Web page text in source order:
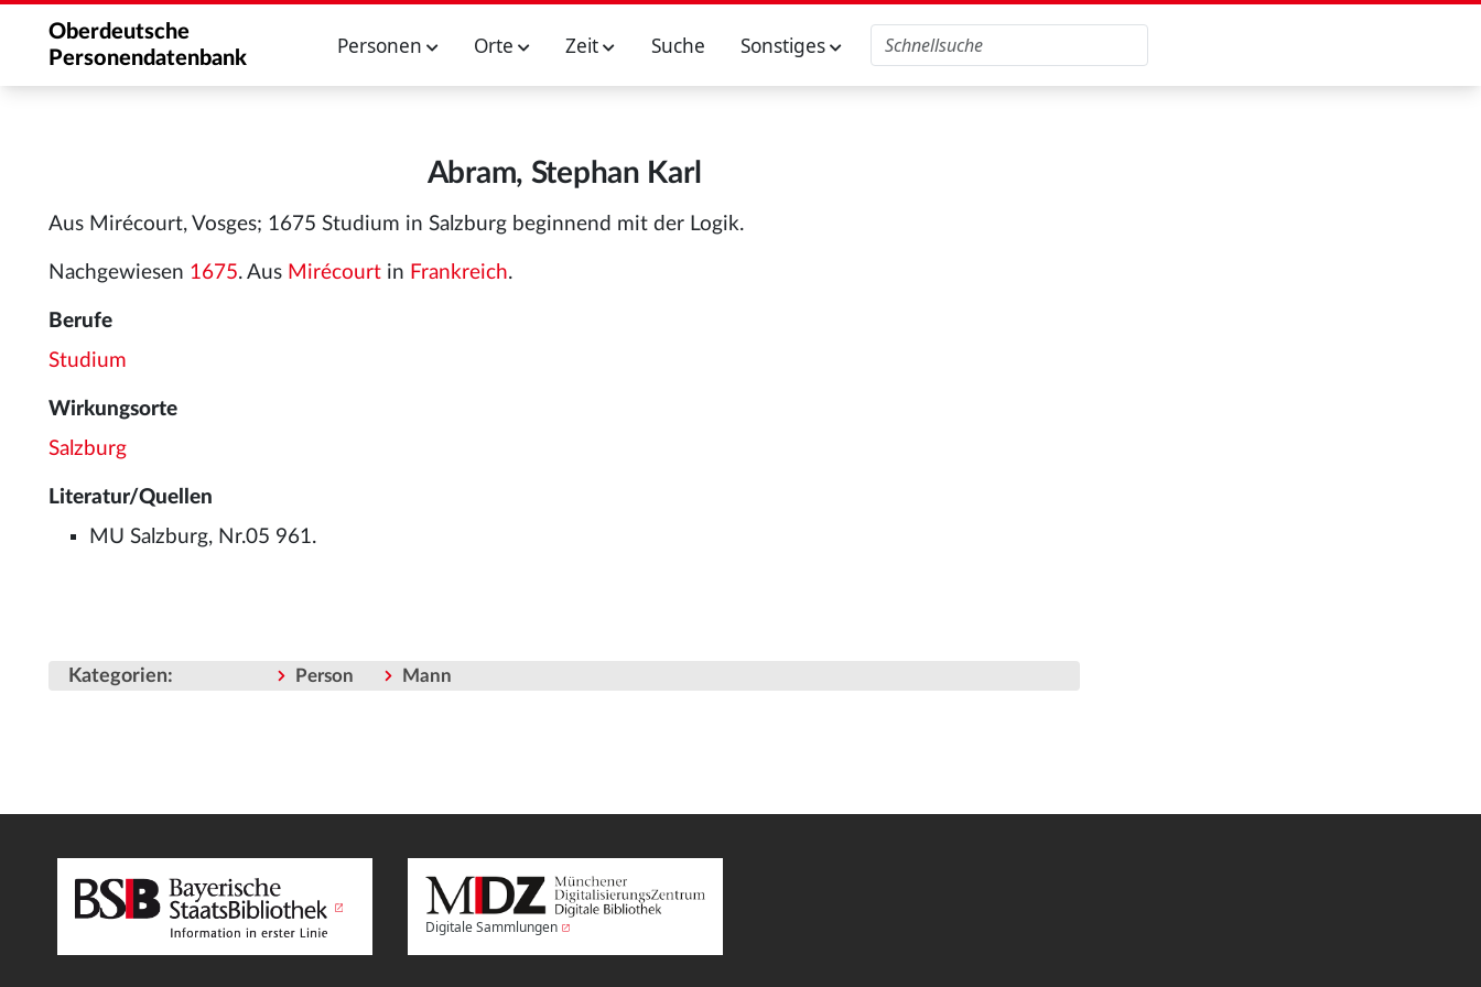
Oberdeutsche
Personendatenbank
Personen Orte Zeit Suche Sonstiges
Abram, Stephan Karl
Aus Mirécourt, Vosges; 1675 Studium in Salzburg beginnend mit der Logik.
Nachgewiesen 1675. Aus Mirécourt in Frankreich.
Berufe
Studium
Wirkungsorte
Salzburg
Literatur/Quellen
MU Salzburg, Nr.05 961.
Kategorien: Person Mann
Digitale Sammlungen